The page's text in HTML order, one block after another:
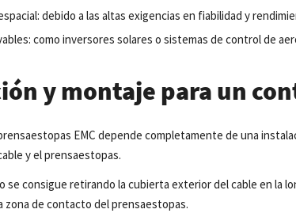
debido a las altas exigencias en fiabilidad y
como inversores solares o sistemas de control de
y montaje para un
EMC depende completamente de una
y el prensaestopas.
se consigue retirando la cubierta exterior del cable en la
zona de contacto del prensaestopas.